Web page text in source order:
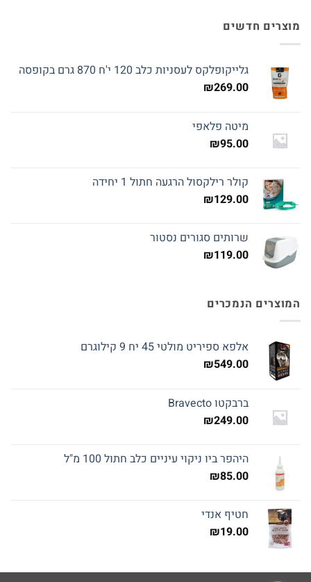
מוצרים חדשים
גלייקופלקס לעסניות כלב 120 י'ח 870 גרם בקופסה
₪269.00
מיטה פלאפי
₪95.00
קולר רילקסול הרגעה חתול 1 יחידה
₪129.00
שרותים סגורים נסטור
₪119.00
המוצרים הנמכרים
אלפא ספיריט מולטי 45 יח 9 קילוגרם
₪549.00
ברבקטו Bravecto
₪249.00
היהפר ביו ניקוי עיניים כלב חתול 100 מ"ל
₪85.00
חטיף אנדי
₪19.00